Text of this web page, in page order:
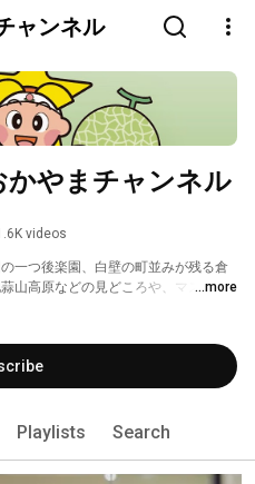
ャンネル
かやまチャンネル
videos
一つ後楽園、白壁の町並みが残る倉
山高原などの見どころや、マスカッ
...more
Playlists Search